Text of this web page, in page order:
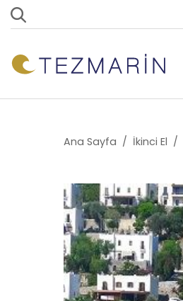
Ana Sayfa / İkinci El /